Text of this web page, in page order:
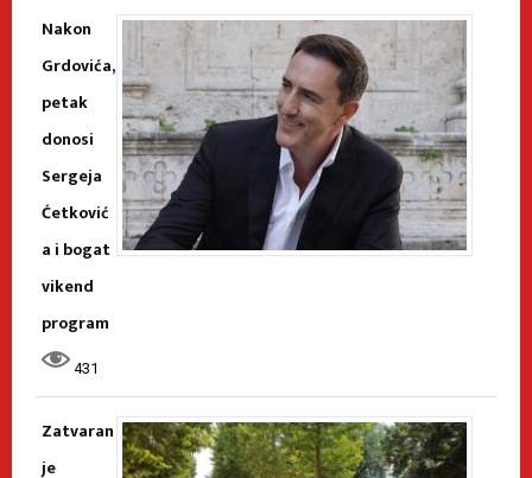
Nakon
Grdovića,
petak
donosi
Sergeja
Ćetković
a i bogat
vikend
program
431
Zatvaran
je